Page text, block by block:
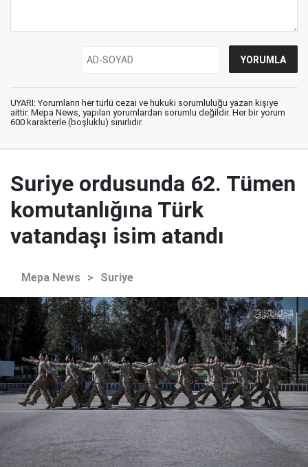
UYARI: Yorumların her türlü cezai ve hukuki sorumluluğu yazan kişiye
aittir. Mepa News, yapılan yorumlardan sorumlu değildir. Her bir yorum
600 karakterle (boşluklu) sınırlıdır.
Suriye ordusunda 62. Tümen
komutanlığına Türk
vatandaşı isim atandı
Mepa News > Suriye